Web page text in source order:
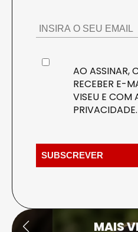
AO ASSINAR,
RECEBER E-
VISEU E COM
PRIVACIDADE.
MAIS